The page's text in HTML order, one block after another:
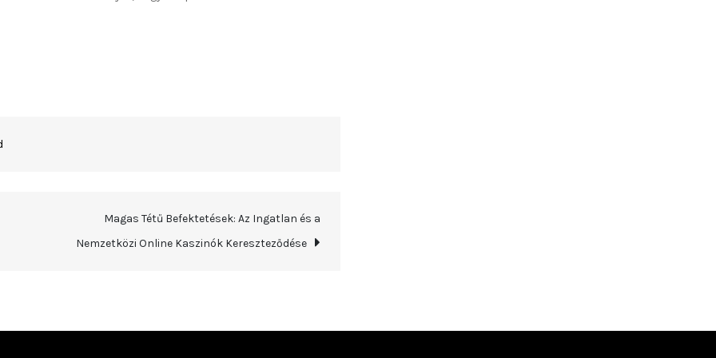
Magas Tétű Befektetések: Az Ingatlan és a
Nemzetközi Online Kaszinók Kereszteződése